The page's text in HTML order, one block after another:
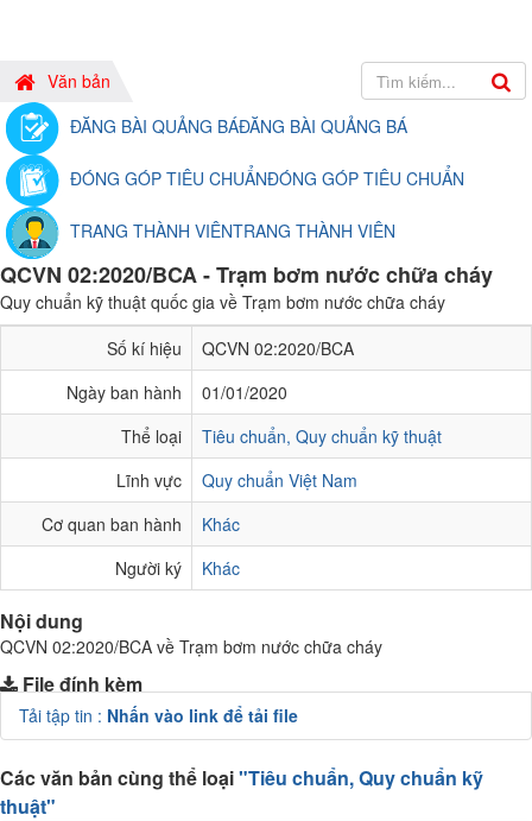
Văn bản
ĐĂNG BÀI QUẢNG BÁĐĂNG BÀI QUẢNG BÁ
ĐÓNG GÓP TIÊU CHUẨNĐÓNG GÓP TIÊU CHUẨN
TRANG THÀNH VIÊNTRANG THÀNH VIÊN
QCVN 02:2020/BCA - Trạm bơm nước chữa cháy
Quy chuẩn kỹ thuật quốc gia về Trạm bơm nước chữa cháy
Số kí hiệu
QCVN 02:2020/BCA
Ngày ban hành
01/01/2020
Thể loại
Tiêu chuẩn, Quy chuẩn kỹ thuật
Lĩnh vực
Quy chuẩn Việt Nam
Cơ quan ban hành
Khác
Người ký
Khác
Nội dung
QCVN 02:2020/BCA về Trạm bơm nước chữa cháy
File đính kèm
Tải tập tin : Nhấn vào link để tải file
Các văn bản cùng thể loại"Tiêu chuẩn, Quy chuẩn kỹ
thuật"